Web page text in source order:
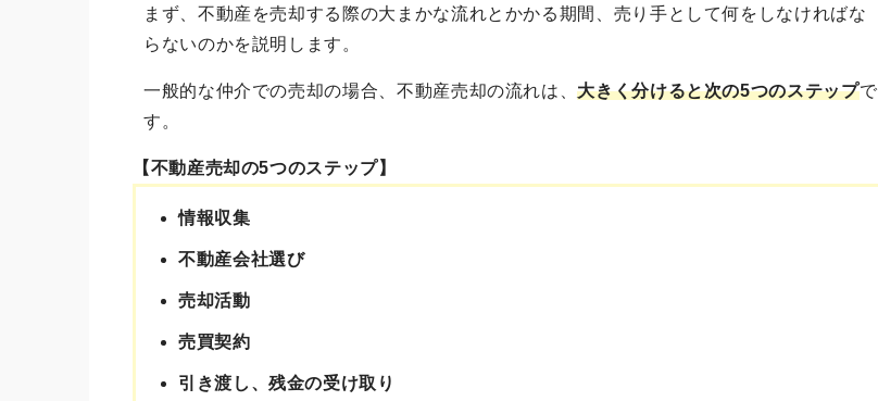
まず、不動産を売却する際の大まかな流れとかかる期間、売り手として何をしなければな
らないのかを説明します。
一般的な仲介での売却の場合、不動産売却の流れは、大きく分けると次の5つのステップで
す。
【不動産売却の5つのステップ】
情報収集
不動産会社選び
売却活動
売買契約
引き渡し、残金の受け取り